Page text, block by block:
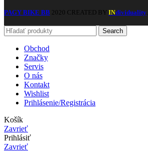
PAGY BIKE BB 2020 CREATED BY INdividuality.
Search
Obchod
Značky
Servis
O nás
Kontakt
Wishlist
Prihlásenie/Registrácia
Košík
Zavrieť
Prihlásiť
Zavrieť